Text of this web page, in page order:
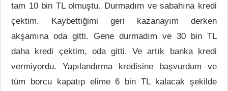
tam 10 bin TL olmuştu. Durmadım ve sabahına kredi
çektim. Kaybettiğimi geri kazanayım derken
akşamına oda gitti. Gene durmadım ve 30 bin TL
daha kredi çektim, oda gitti. Ve artık banka kredi
vermiyordu. Yapılandırma kredisine başvurdum ve
tüm borcu kapatıp elime 6 bin TL kalacak şekilde